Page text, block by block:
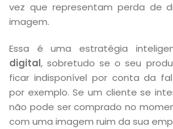
vez que representam perda de
imagem.
Essa é uma estratégia
digital, sobretudo se o seu
ficar indisponível por conta da
por exemplo. Se um cliente se
não pode ser comprado no
com uma imagem ruim da sua